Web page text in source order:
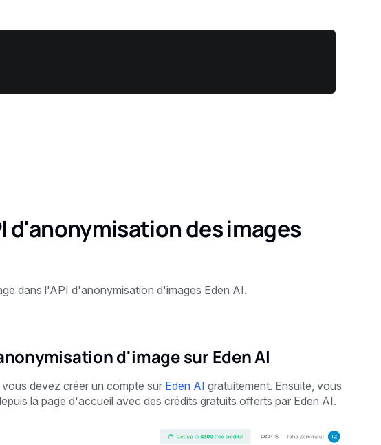
d'anonymisation des images
dans l'API d'anonymisation d'images Eden AI.
d'image sur Eden AI
devez créer un compte sur Eden AI gratuitement. Ensuite, vous
la page d'accueil avec des crédits gratuits offerts par Eden AI.